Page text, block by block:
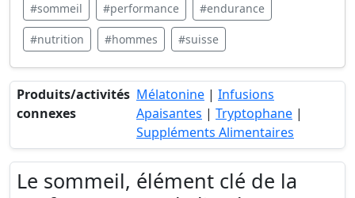
#sommeil #performance #endurance
#nutrition #hommes #suisse
Produits/activités
connexes
Mélatonine | Infusions
Apaisantes | Tryptophane |
Suppléments Alimentaires
Le sommeil, élément clé de la